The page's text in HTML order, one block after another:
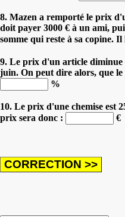
8. Mazen a remporté le prix
doit payer 3000 € à un ami,
somme qui reste à sa copine.
9. Le prix d'un article diminue
juin. On peut dire alors, que
%
10. Le prix d'une chemise est
prix sera donc :
€